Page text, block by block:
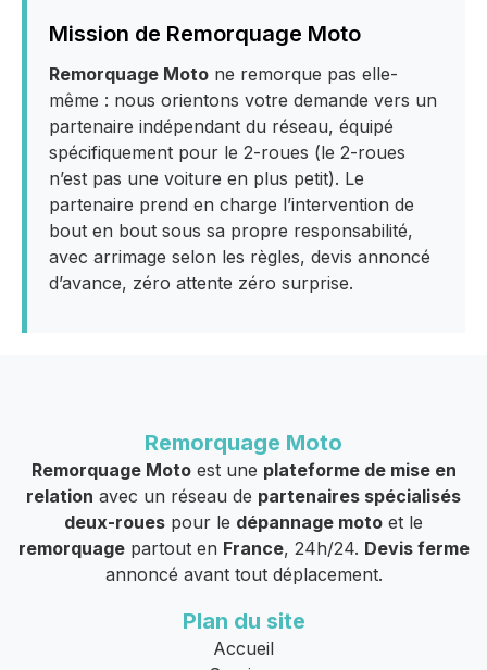
Mission de Remorquage Moto
Remorquage Moto ne remorque pas elle-
même : nous orientons votre demande vers un
partenaire indépendant du réseau, équipé
spécifiquement pour le 2-roues (le 2-roues
n’est pas une voiture en plus petit). Le
partenaire prend en charge l’intervention de
bout en bout sous sa propre responsabilité,
avec arrimage selon les règles, devis annoncé
d’avance, zéro attente zéro surprise.
Remorquage Moto
Remorquage Motoest une plateforme de mise en
relation avec un réseau de partenaires spécialisés
deux-roues pour le dépannage moto et le
remorquagepartout en France, 24h/24. Devis ferme
annoncé avant tout déplacement.
Plan du site
Accueil